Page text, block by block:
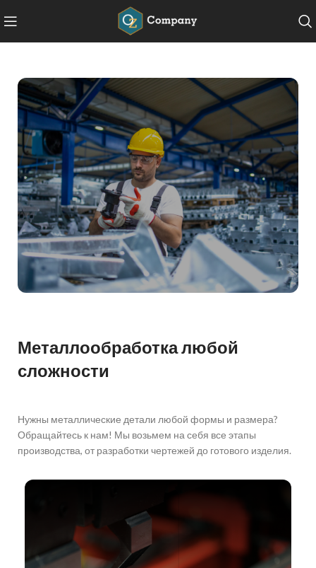
Металлообработка любой
сложности
Нужны металлические детали любой формы и размера?
Обращайтесь к нам! Мы возьмем на себя все этапы
производства, от разработки чертежей до готового изделия.